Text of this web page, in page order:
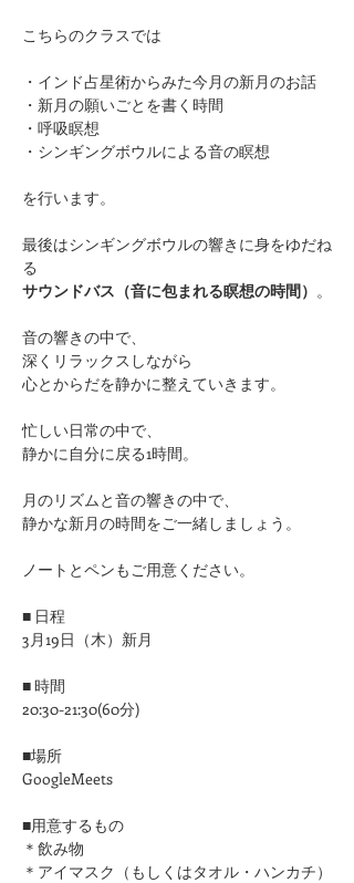
こちらのクラスでは
・インド占星術からみた今月の新月のお話
・新月の願いごとを書く時間
・呼吸瞑想
・シンギングボウルによる音の瞑想
を行います。
最後はシンギングボウルの響きに身をゆだね
る
サウンドバス（音に包まれる瞑想の時間） 。
音の響きの中で、
深くリラックスしながら
心とからだを静かに整えていきます。
忙しい日常の中で、
静かに自分に戻る1時間。
月のリズムと音の響きの中で、
静かな新月の時間をご一緒しましょう。
ノートとペンもご用意ください。
■ 日程
3月19日（木）新月
■ 時間
20:30-21:30(60分)
■場所
GoogleMeets
■用意するもの
＊飲み物
＊アイマスク（もしくはタオル・ハンカチ）